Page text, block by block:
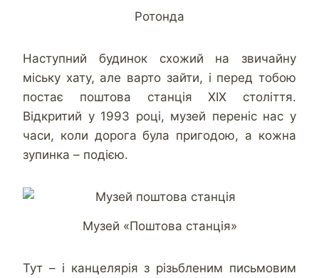
Ротонда
Наступний будинок схожий на звичайну
міську хату, але варто зайти, і перед тобою
постає поштова станція XIX століття.
Відкритий у 1993 році, музей переніс нас у
часи, коли дорога була пригодою, а кожна
зупинка – подією.
Музей «Поштова станція»
Тут – і канцелярія з різьбленим письмовим